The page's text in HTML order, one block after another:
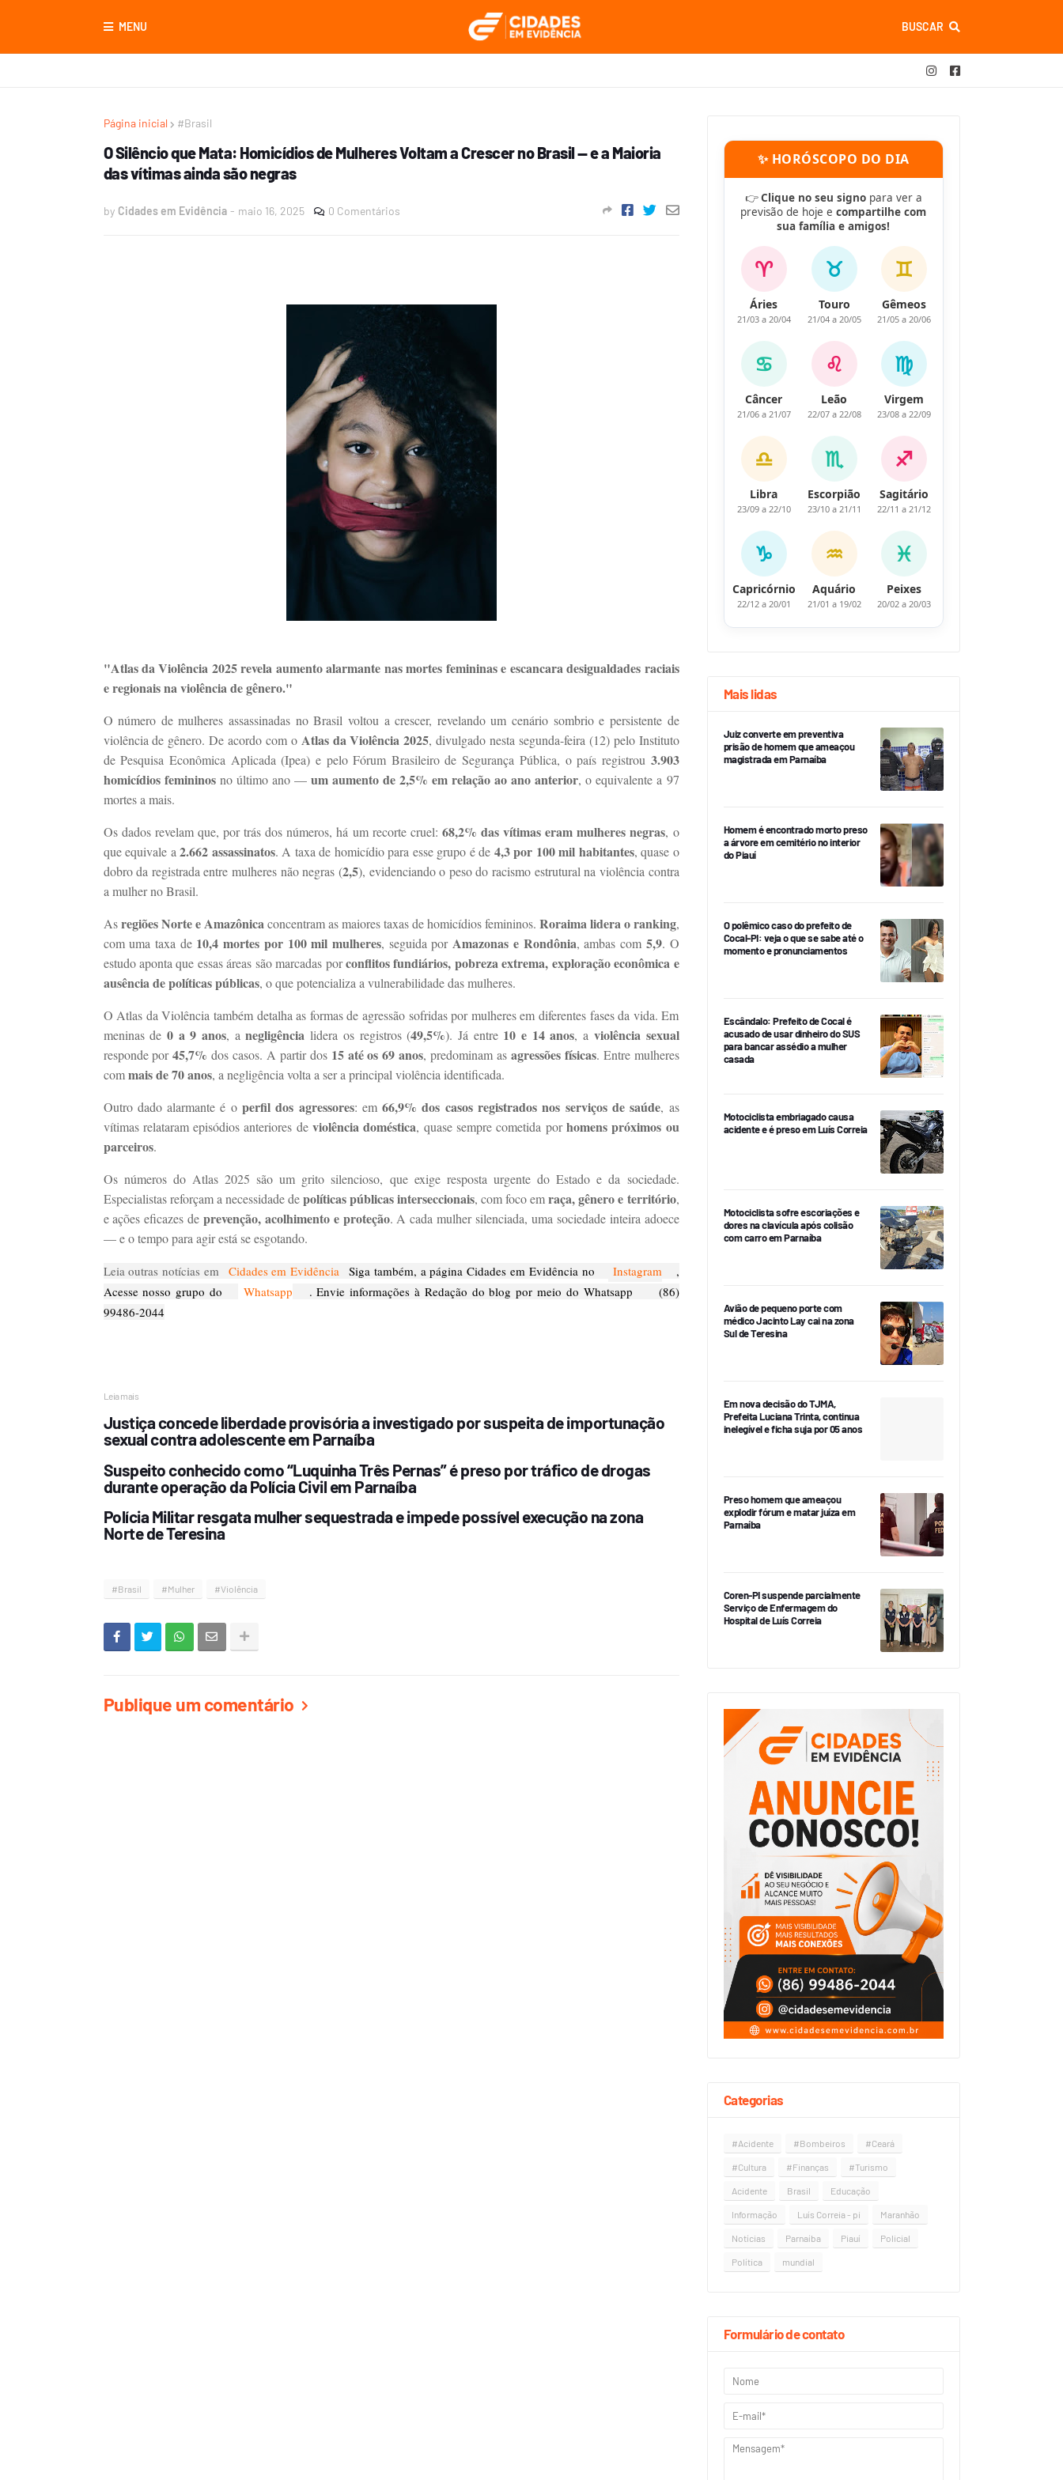
MENU BUSCAR
Página inicial #Brasil
O Silêncio que Mata: Homicídios de Mulheres Voltam a Crescer no Brasil — e a Maioria
das vítimas ainda são negras
by Cidades em Evidência - maio 16, 2025 0 Comentários
"Atlas da Violência 2025 revela aumento alarmante nas mortes femininas e escancara desigualdades raciais
e regionais na violência de gênero."
O número de mulheres assassinadas no Brasil voltou a crescer, revelando um cenário sombrio e persistente de
violência de gênero. De acordo com o Atlas da Violência 2025, divulgado nesta segunda-feira (12) pelo Instituto
de Pesquisa Econômica Aplicada (Ipea) e pelo Fórum Brasileiro de Segurança Pública, o país registrou 3.903
homicídios femininosno último ano — um aumento de 2,5% em relação ao ano anterior, o equivalente a 97
mortes a mais.
Os dados revelam que, por trás dos números, há um recorte cruel: 68,2% das vítimas eram mulheres negras, o
que equivale a 2.662 assassinatos. A taxa de homicídio para esse grupo é de 4,3 por 100 mil habitantes, quase o
dobro da registrada entre mulheres não negras (2,5), evidenciando o peso do racismo estrutural na violência contra
a mulher no Brasil.
Asregiões Norte e Amazônica concentram as maiores taxas de homicídios femininos. Roraima lidera o ranking,
com uma taxa de 10,4 mortes por 100 mil mulheres, seguida por Amazonas e Rondônia, ambas com 5,9. O
estudo aponta que essas áreas são marcadas porconflitos fundiários, pobreza extrema, exploração econômica e
ausência de políticas públicas, o que potencializa a vulnerabilidade das mulheres.
O Atlas da Violência também detalha as formas de agressão sofridas por mulheres em diferentes fases da vida. Em
meninas de 0 a 9 anos, anegligência lidera os registros (49,5%). Já entre 10 e 14 anos, a violência sexual
responde por45,7% dos casos. A partir dos 15 até os 69 anos, predominam as agressões físicas. Entre mulheres
commais de 70 anos, a negligência volta a ser a principal violência identificada.
Outro dado alarmante é o perfil dos agressores: em66,9% dos casos registrados nos serviços de saúde, as
vítimas relataram episódios anteriores deviolência doméstica, quase sempre cometida porhomens próximos ou
parceiros.
Os números do Atlas 2025 são um grito silencioso, que exige resposta urgente do Estado e da sociedade.
Especialistas reforçam a necessidade depolíticas públicas interseccionais, com foco emraça, gênero e território,
e ações eficazes de prevenção, acolhimento e proteção. A cada mulher silenciada, uma sociedade inteira adoece
— e o tempo para agir está se esgotando.
Leia outras notícias em Cidades em Evidência Siga também, a página Cidades em Evidência no Instagram ,
Acesse nosso grupo do
Whatsapp . Envie informações à Redação do blog por meio do Whatsapp (86)
99486-2044
Leia mais
Justiça concede liberdade provisória a investigado por suspeita de importunação
sexual contra adolescente em Parnaíba
Suspeito conhecido como “Luquinha Três Pernas” é preso por tráfico de drogas
durante operação da Polícia Civil em Parnaíba
Polícia Militar resgata mulher sequestrada e impede possível execução na zona
Norte de Teresina
#Brasil #Mulher #Violência
Publique um comentário
✨ HORÓSCOPO DO DIA
👉Clique no seu signopara ver a
previsão de hoje e compartilhe com
sua família e amigos!
♈
Áries
21/03 a 20/04
♉
Touro
21/04 a 20/05
♊
Gêmeos
21/05 a 20/06
♋
Câncer
21/06 a 21/07
♌
Leão
22/07 a 22/08
♍
Virgem
23/08 a 22/09
♎
Libra
23/09 a 22/10
♏
Escorpião
23/10 a 21/11
♐
Sagitário
22/11 a 21/12
♑
Capricórnio
22/12 a 20/01
♒
Aquário
21/01 a 19/02
♓
Peixes
20/02 a 20/03
Mais lidas
Juiz converte em preventiva
prisão de homem que ameaçou
magistrada em Parnaíba
Homem é encontrado morto preso
a árvore em cemitério no interior
do Piauí
O polêmico caso do prefeito de
Cocal-PI: veja o que se sabe até o
momento e pronunciamentos
Escândalo: Prefeito de Cocal é
acusado de usar dinheiro do SUS
para bancar assédio a mulher
casada
Motociclista embriagado causa
acidente e é preso em Luís Correia
Motociclista sofre escoriações e
dores na clavícula após colisão
com carro em Parnaíba
Avião de pequeno porte com
médico Jacinto Lay cai na zona
Sul de Teresina
Em nova decisão do TJMA,
Prefeita Luciana Trinta, continua
inelegível e ficha suja por 05 anos
Preso homem que ameaçou
explodir fórum e matar juíza em
Parnaíba
Coren-PI suspende parcialmente
Serviço de Enfermagem do
Hospital de Luís Correia
Categorias
#Acidente #Bombeiros #Ceará
#Cultura #Finanças #Turismo
Acidente Brasil Educação
Informação Luís Correia - pi Maranhão
Notícias Parnaíba Piauí Policial
Política mundial
Formulário de contato